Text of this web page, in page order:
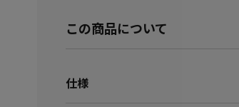
この商品について
仕様